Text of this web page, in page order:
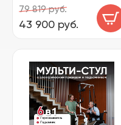
79 819 руб.
43 900 руб.